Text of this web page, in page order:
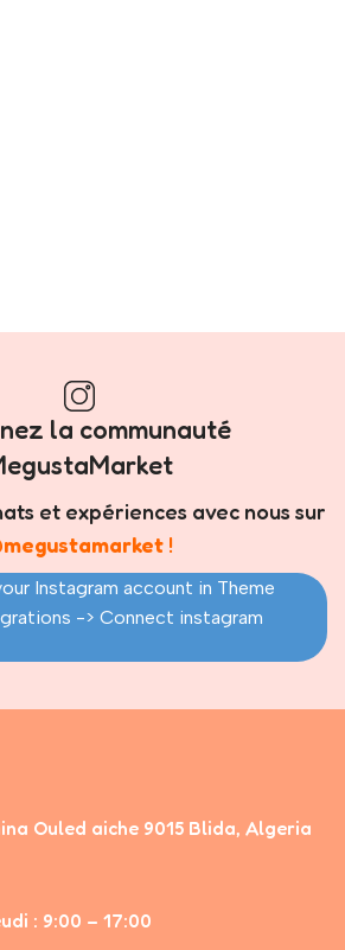
la communauté
et expériences avec nous sur
!
Instagram account in Theme
-> Connect instagram
Ouled aiche 9015 Blida, Algeria
: 9:00 – 17:00